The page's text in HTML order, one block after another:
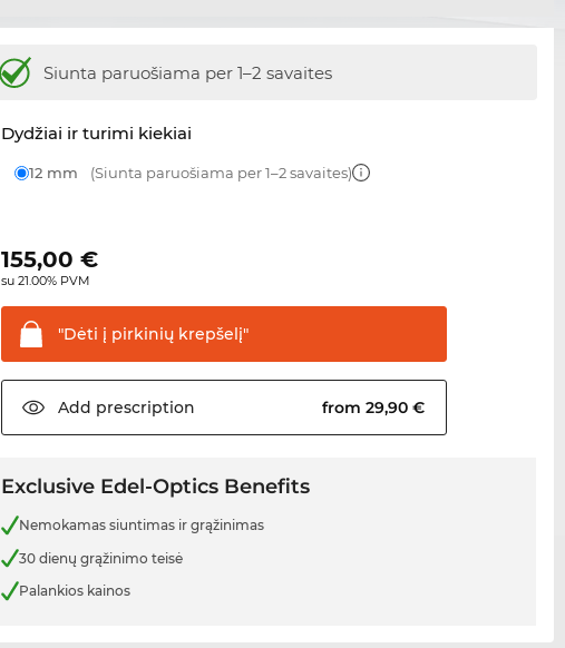
Siunta paruošiama per 1–2 savaites
Dydžiai ir turimi kiekiai
12 mm (Siunta paruošiama per 1–2 savaites)
155,00 €
su 21.00% PVM
"Dėti į pirkinių krepšelį"
Add prescription from 29,90 €
Exclusive Edel-Optics Benefits
Nemokamas siuntimas ir grąžinimas
30 dienų grąžinimo teisė
Palankios kainos